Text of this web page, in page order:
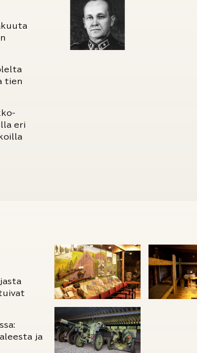
tien
eri
ja